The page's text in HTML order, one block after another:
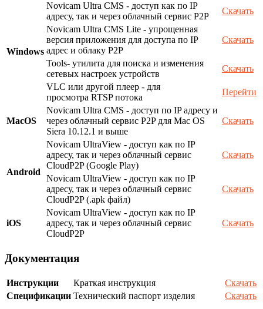
Windows
Novicam Ultra CMS - доступ как по IP
адресу, так и через облачный сервис P2P
Скачать
Novicam Ultra CMS Lite - упрощенная
версия приложения для доступа по IP
адрес и облаку P2P
Скачать
Tools- утилита для поиска и изменения
сетевых настроек устройств
Скачать
VLC или другой плеер - для
просмотра RTSP потока
Перейти
MacOS
Novicam Ultra CMS - доступ по IP адресу и
через облачный сервис P2P для Mac OS
Siera 10.12.1 и выше
Скачать
Android
Novicam UltraView - доступ как по IP
адресу, так и через облачный сервис
CloudP2P (Google Play)
Скачать
Novicam UltraView - доступ как по IP
адресу, так и через облачный сервис
CloudP2P (.apk файл)
Скачать
iOS
Novicam UltraView - доступ как по IP
адресу, так и через облачный сервис
CloudP2P
Скачать
Документация
Инструкции Краткая инструкция
Скачать
Спецификации Технический паспорт изделия Скачать